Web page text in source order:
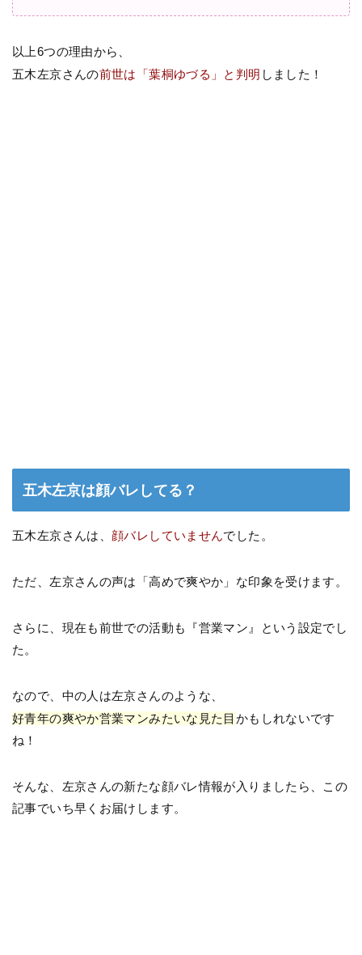
以上6つの理由から、
五木左京さんの前世は「葉桐ゆづる」と判明 しました！
五木左京は顔バレしてる？
五木左京さんは、 顔バレしていませんでした。
ただ、左京さんの声は「高めで爽やか」な印象を受けます。
さらに、現在も前世での活動も『営業マン』という設定でし
た。
なので、中の人は左京さんのような、
好青年の爽やか営業マンみたいな見た目 かもしれないです
ね！
そんな、左京さんの新たな顔バレ情報が入りましたら、この
記事でいち早くお届けします。